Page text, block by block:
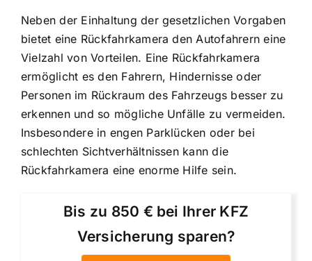
Neben der Einhaltung der gesetzlichen Vorgaben
bietet eine Rückfahrkamera den Autofahrern eine
Vielzahl von Vorteilen. Eine Rückfahrkamera
ermöglicht es den Fahrern, Hindernisse oder
Personen im Rückraum des Fahrzeugs besser zu
erkennen und so mögliche Unfälle zu vermeiden.
Insbesondere in engen Parklücken oder bei
schlechten Sichtverhältnissen kann die
Rückfahrkamera eine enorme Hilfe sein.
Bis zu 850 € bei Ihrer KFZ
Versicherung sparen?